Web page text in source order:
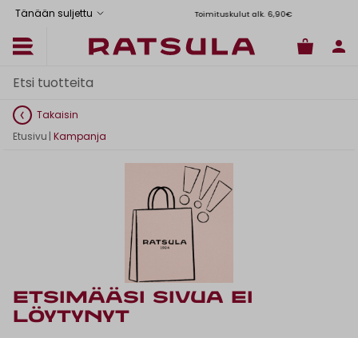
Tänään suljettu Toimituskulut alk. 6,90€
Takaisin
Etusivu | Kampanja
Etsimääsi sivua ei
löytynyt